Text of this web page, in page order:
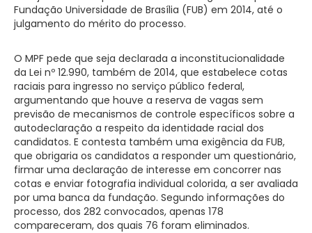
Fundação Universidade de Brasília (FUB) em 2014, até o
julgamento do mérito do processo.
O MPF pede que seja declarada a inconstitucionalidade
da Lei nº 12.990, também de 2014, que estabelece cotas
raciais para ingresso no serviço público federal,
argumentando que houve a reserva de vagas sem
previsão de mecanismos de controle específicos sobre a
autodeclaração a respeito da identidade racial dos
candidatos. E contesta também uma exigência da FUB,
que obrigaria os candidatos a responder um questionário,
firmar uma declaração de interesse em concorrer nas
cotas e enviar fotografia individual colorida, a ser avaliada
por uma banca da fundação. Segundo informações do
processo, dos 282 convocados, apenas 178
compareceram, dos quais 76 foram eliminados.